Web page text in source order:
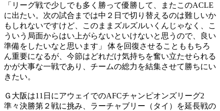
「リーグ戦で少しでも多く勝って優勝して、またこのACLE
に出たい。次の試合までは中２日で切り替えるのは難しいか
もしれないですけど、このままズルズルいくんじゃなく、こ
ういう局面からはい上がらないといけないと思うので、良い
準備をしたいなと思います」 体を回復させることももちろ
ん重要になるが、今節はどれだけ気持ちを奮い立たせられる
かが大事な一戦であり、チームの総力を結集させて勝ちにい
きたい。
Ｇ大阪は11日にアウェイでのAFCチャンピオンズリーグ2
準々決勝第２戦に挑み、ラーチャブリー（タイ）を延長戦の